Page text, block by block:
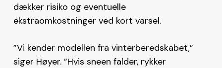
dækker risiko og eventuelle
ekstraomkostninger ved kort varsel.
”Vi kender modellen fra vinterberedskabet,”
siger Høyer. ”Hvis sneen falder, rykker